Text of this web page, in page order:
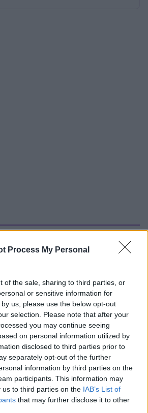
Process My Personal
of the sale, sharing to third parties, or
or sensitive information for
us, please use the below opt-out
selection. Please note that after your
you may continue seeing
on personal information utilized by
disclosed to third parties prior to
separately opt-out of the further
information by third parties on the
participants. This information may
us to third parties on the IAB’s List of
that may further disclose it to other